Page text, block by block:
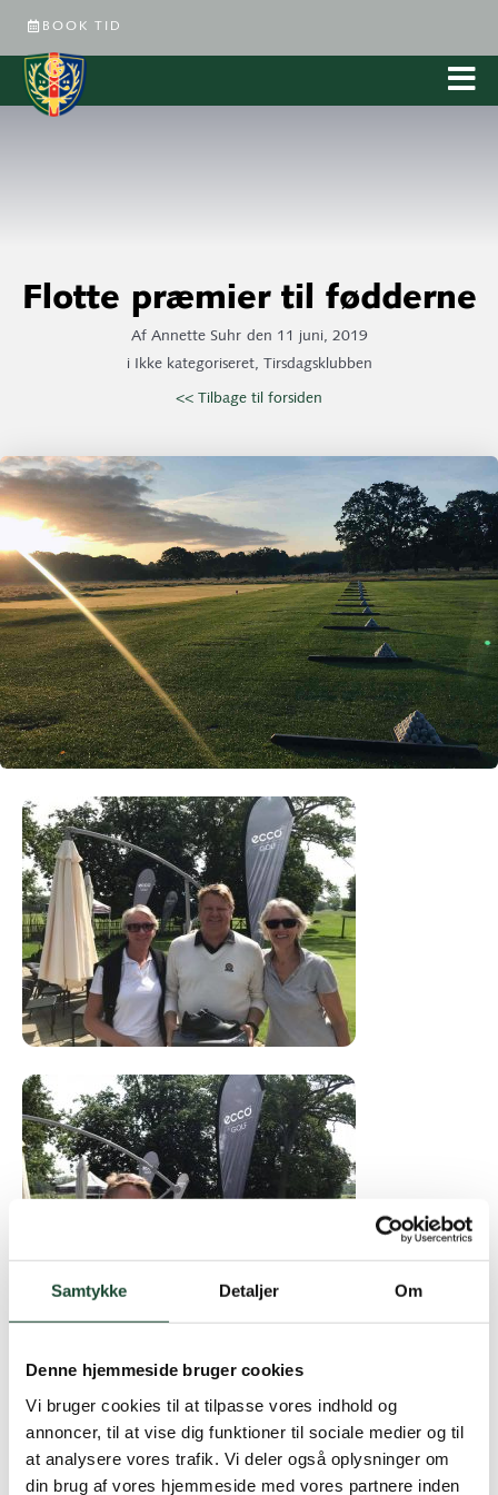
Samtykke Detaljer Om
Denne hjemmeside bruger cookies
Vi bruger cookies til at tilpasse vores indhold og
annoncer, til at vise dig funktioner til sociale medier og til
at analysere vores trafik. Vi deler også oplysninger om
din brug af vores hjemmeside med vores partnere inden
BOOK TID
Flotte præmier til fødderne
AfAnnette Suhr den 11 juni, 2019
i Ikke kategoriseret, Tirsdagsklubben
<< Tilbage til forsiden
For at markere shoppens nye golfsko fra ECCO, fik
Tirsdagsklubben 4 par golfsko som præmie til dagens
bedste score i hver række. Samtidig var der sko-fitting
og gode råd om pasform og materialer. Også denne
del var der stor interesse for.